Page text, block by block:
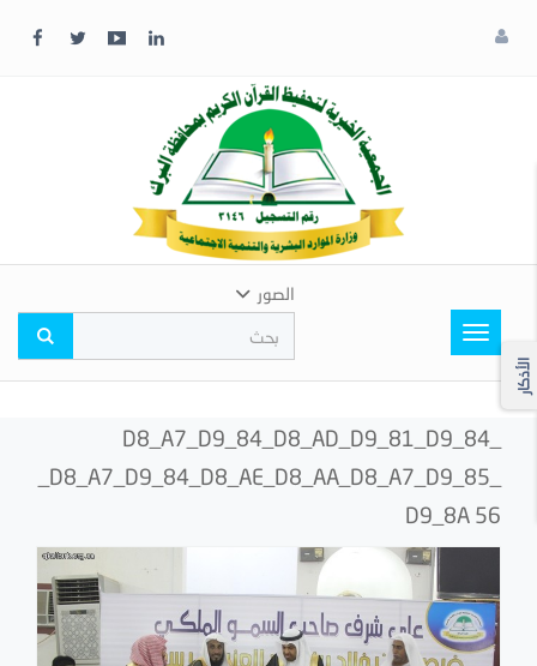
Toggle
navigation
الصور
الأذكار
_D8_A7_D9_84_D8_AD_D9_81_D9_84
_D8_A7_D9_84_D8_AE_D8_AA_D8_A7_D9_85_
D9_8A 56